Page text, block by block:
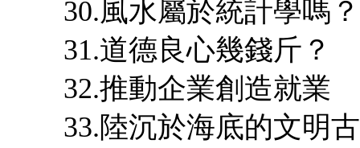
30.風水屬於統計學嗎？
31.道德良心幾錢斤？
32.推動企業創造就業
33.陸沉於海底的文明